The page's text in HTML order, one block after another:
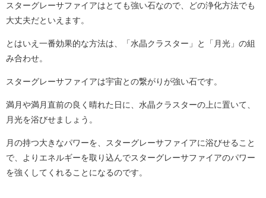
スターグレーサファイアはとても強い石なので、どの浄化方法でも
大丈夫だといえます。
とはいえ一番効果的な方法は、「水晶クラスター」と「月光」の組
み合わせ。
スターグレーサファイアは宇宙との繋がりが強い石です。
満月や満月直前の良く晴れた日に、水晶クラスターの上に置いて、
月光を浴びせましょう。
月の持つ大きなパワーを、スターグレーサファイアに浴びせること
で、よりエネルギーを取り込んでスターグレーサファイアのパワー
を強くしてくれることになるのです。